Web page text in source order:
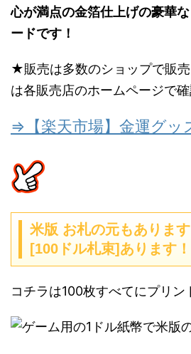
心が満点の金箔仕上げの豪華
ードです！
★販売は多数のショップで販
は各販売店のホームページで確
⇒【楽天市場】金運グッ
米版 お札の元もありま
[100ドル札束]あります！
コチラは100枚すべてにプリン